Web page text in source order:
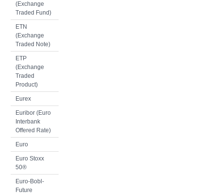
(Exchange
Traded Fund)
ETN
(Exchange
Traded Note)
ETP
(Exchange
Traded
Product)
Eurex
Euribor (Euro
Interbank
Offered Rate)
Euro
Euro Stoxx
50®
Euro-Bobl-
Future